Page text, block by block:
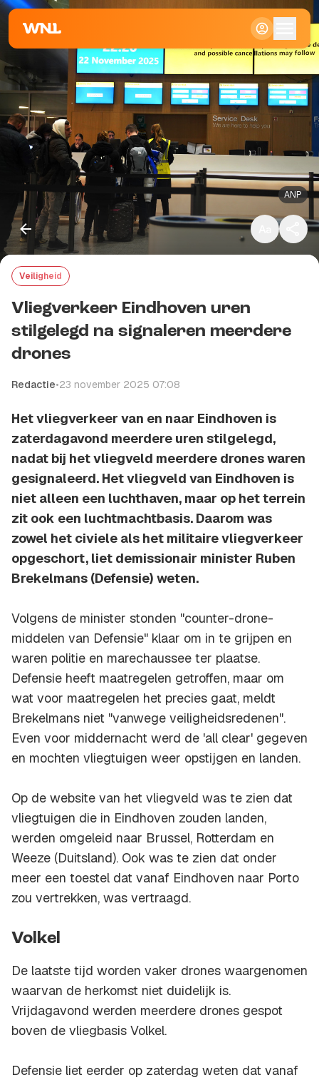
ANP
Standaard
Groot
Veiligheid
Vliegverkeer Eindhoven uren
stilgelegd na signaleren meerdere
drones
Redactie•23 november 2025 07:08
Het vliegverkeer van en naar Eindhoven is
zaterdagavond meerdere uren stilgelegd,
nadat bij het vliegveld meerdere drones waren
gesignaleerd. Het vliegveld van Eindhoven is
niet alleen een luchthaven, maar op het terrein
zit ook een luchtmachtbasis. Daarom was
zowel het civiele als het militaire vliegverkeer
opgeschort, liet demissionair minister Ruben
Brekelmans (Defensie) weten.
Volgens de minister stonden "counter-drone-
middelen van Defensie" klaar om in te grijpen en
waren politie en marechaussee ter plaatse.
Defensie heeft maatregelen getroffen, maar om
wat voor maatregelen het precies gaat, meldt
Brekelmans niet "vanwege veiligheidsredenen".
Even voor middernacht werd de 'all clear' gegeven
en mochten vliegtuigen weer opstijgen en landen.
Op de website van het vliegveld was te zien dat
vliegtuigen die in Eindhoven zouden landen,
werden omgeleid naar Brussel, Rotterdam en
Weeze (Duitsland). Ook was te zien dat onder
meer een toestel dat vanaf Eindhoven naar Porto
zou vertrekken, was vertraagd.
Volkel
De laatste tijd worden vaker drones waargenomen
waarvan de herkomst niet duidelijk is.
Vrijdagavond werden meerdere drones gespot
boven de vliegbasis Volkel.
Defensie liet eerder op zaterdag weten dat vanaf